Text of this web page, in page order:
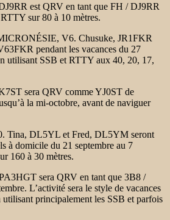
est QRV en tant que FH / DJ9RR
sur 80 à 10 mètres.
V6. Chusuke, JR1FKR
pendant les vacances du 27
utilisant SSB et RTTY aux 40, 20, 17,
sera QRV comme YJ0ST de
la mi-octobre, avant de naviguer
Tina, DL5YL et Fred, DL5YM seront
à domicile du 21 septembre au 7
160 à 30 mètres.
sera QRV en tant que 3B8 /
L’activité sera le style de vacances
utilisant principalement les SSB et parfois